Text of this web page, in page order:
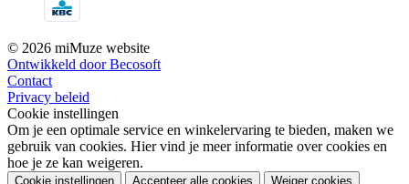
© 2026 miMuze website
Ontwikkeld door Becosoft
Contact
Privacy beleid
Cookie instellingen
Om je een optimale service en winkelervaring te bieden, maken we
gebruik van cookies. Hier vind je meer informatie over cookies en
hoe je ze kan weigeren.
Cookie instellingen Accepteer alle cookies Weiger cookies